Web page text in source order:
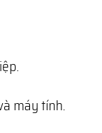
máy tính.